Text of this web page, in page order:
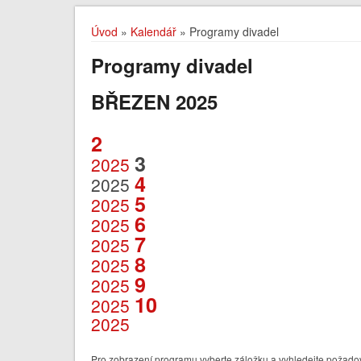
Úvod » Kalendář » Programy divadel
Programy divadel
BŘEZEN 2025
2
2025 3
2025 4
2025 5
2025 6
2025 7
2025 8
2025 9
2025 10
2025